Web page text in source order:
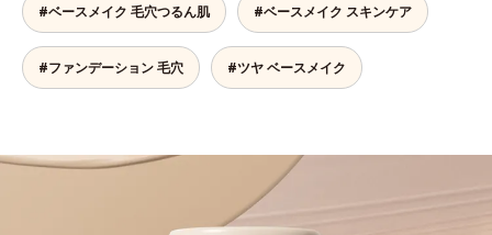
#ベースメイク 毛穴つるん肌 #ベースメイク スキンケア
#ファンデーション 毛穴 #ツヤ ベースメイク